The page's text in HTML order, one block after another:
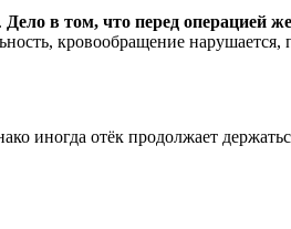
Дело в том, что перед операцией
кровообращение нарушается,
иногда отёк продолжает